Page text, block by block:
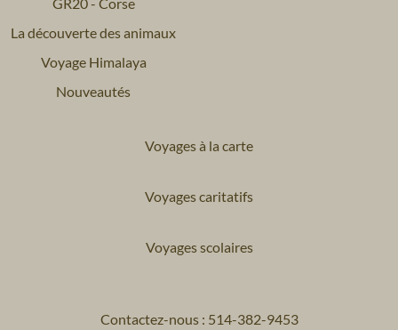
La découverte des animaux
Voyage Himalaya
Nouveautés
Voyages à la carte
Voyages caritatifs
Voyages scolaires
Contactez-nous : 514-382-9453